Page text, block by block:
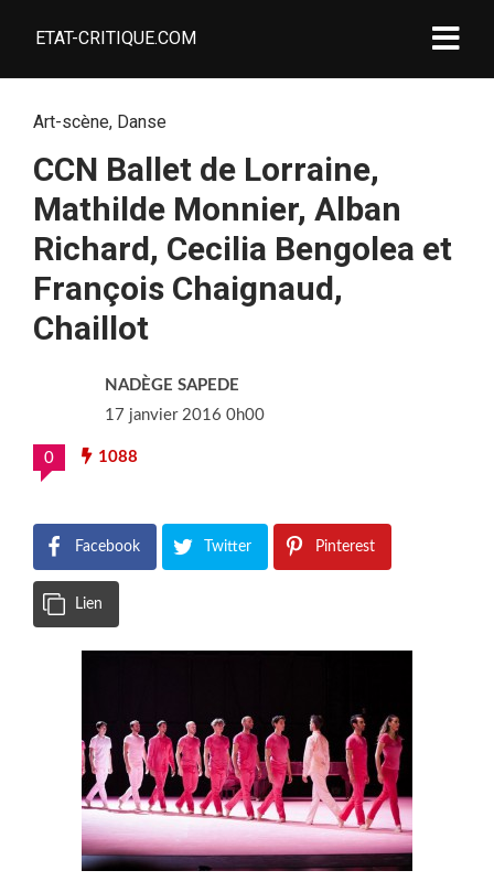
ETAT-CRITIQUE.COM
Art-scène, Danse
CCN Ballet de Lorraine,
Mathilde Monnier, Alban
Richard, Cecilia Bengolea et
François Chaignaud,
Chaillot
NADÈGE SAPEDE
17 janvier 2016 0h00
0 1088
Facebook Twitter Pinterest
Lien